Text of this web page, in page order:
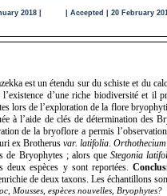
est un étendu sur du schiste et du
d’une riche biodiversité et il
lors de l’exploration de la flore
à l’aide de clés de détermination
de la bryoflore a permis
ex Brotherusvar. latifolia.
de Bryophytes ; alors que Stegonia
deux espèces y sont reportées.
de deux taxons. Les échantillons
Mousses, espèces nouvelles, Bryophytes?
2018 | | Accepted | 20 February